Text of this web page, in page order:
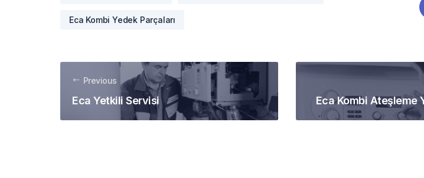
Eca Kombi Yedek Parçaları
Previous
Eca Yetkili Servisi Eca Kombi Ateşleme